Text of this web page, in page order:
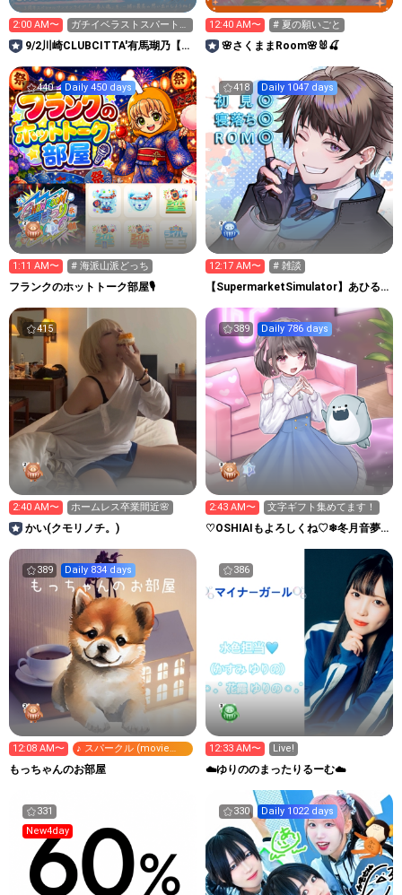
2:00 AM〜
ガチイベラストスパート‼️
9/2ワンマン‼️
9/2川崎CLUBCITTA'有馬瑚乃【い
12:40 AM〜 # 夏の願いごと
🌸さくままRoom🌸🐰🍒
440 Daily 450 days
1:11 AM〜 # 海派山派どっち
フランクのホットトーク部屋🎙
418 Daily 1047 days
12:17 AM〜 # 雑談
【SupermarketSimulator】あひる
415
2:40 AM〜 ホームレス卒業間近🌸
かい(クモリノチ。)
389 Daily 786 days
2:43 AM〜 文字ギフト集めてます！
♡OSHIAIもよろしくね♡❄冬月音夢
389 Daily 834 days
12:08 AM〜
♪ スパークル (movie
ver.)
もっちゃんのお部屋
386
12:33 AM〜 Live!
☁️ゆりののまったりるーむ☁️
331
New4day
330 Daily 1022 days